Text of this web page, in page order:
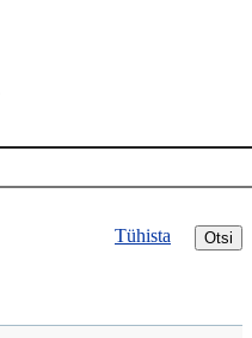
Otsi
Tühista